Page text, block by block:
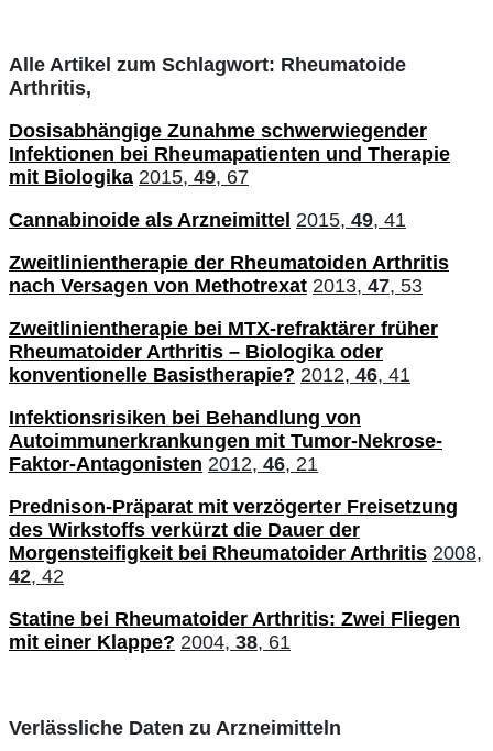
Alle Artikel zum Schlagwort: Rheumatoide
Arthritis,
Dosisabhängige Zunahme schwerwiegender
Infektionen bei Rheumapatienten und Therapie
mit Biologika 2015, 49, 67
Cannabinoide als Arzneimittel 2015, 49, 41
Zweitlinientherapie der Rheumatoiden Arthritis
nach Versagen von Methotrexat 2013, 47, 53
Zweitlinientherapie bei MTX-refraktärer früher
Rheumatoider Arthritis – Biologika oder
konventionelle Basistherapie? 2012, 46, 41
Infektionsrisiken bei Behandlung von
Autoimmunerkrankungen mit Tumor-Nekrose-
Faktor-Antagonisten 2012, 46, 21
Prednison-Präparat mit verzögerter Freisetzung
des Wirkstoffs verkürzt die Dauer der
Morgensteifigkeit bei Rheumatoider Arthritis 2008,
42, 42
Statine bei Rheumatoider Arthritis: Zwei Fliegen
mit einer Klappe? 2004, 38, 61
Verlässliche Daten zu Arzneimitteln